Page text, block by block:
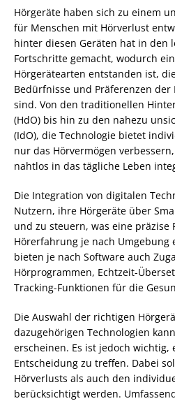
Hörgeräte haben sich zu einem
für Menschen mit Hörverlust
hinter diesen Geräten hat in den
Fortschritte gemacht, wodurch
Hörgerätearten entstanden ist,
Bedürfnisse und Präferenzen
sind. Von den traditionellen
(HdO) bis hin zu den nahezu
(IdO), die Technologie bietet
nur das Hörvermögen
nahtlos in das tägliche Leben
Die Integration von digitalen
Nutzern, ihre Hörgeräte über
und zu steuern, was eine präzise
Hörerfahrung je nach Umgebung
bieten je nach Software auch
Hörprogrammen, Echtzeit-
Tracking-Funktionen für die
Die Auswahl der richtigen
dazugehörigen Technologien
erscheinen. Es ist jedoch
Entscheidung zu treffen. Dabei
Hörverlusts als auch den
berücksichtigt werden.